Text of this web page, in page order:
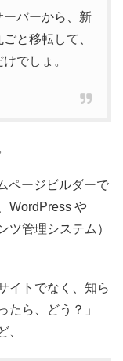
バーから、新
と移転して、
でしょ。
ページビルダーで
WordPress や
ツ管理システム）
イトでなく、知ら
たら、どう？」
、